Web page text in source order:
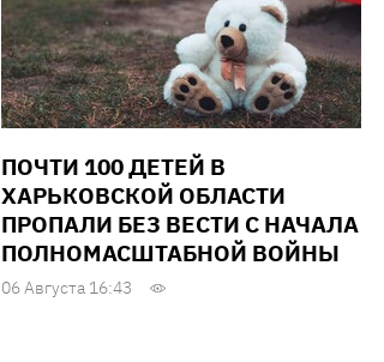
ПОЧТИ 100 ДЕТЕЙ В
ХАРЬКОВСКОЙ ОБЛАСТИ
ПРОПАЛИ БЕЗ ВЕСТИ С НАЧАЛА
ПОЛНОМАСШТАБНОЙ ВОЙНЫ
06 Августа 16:43